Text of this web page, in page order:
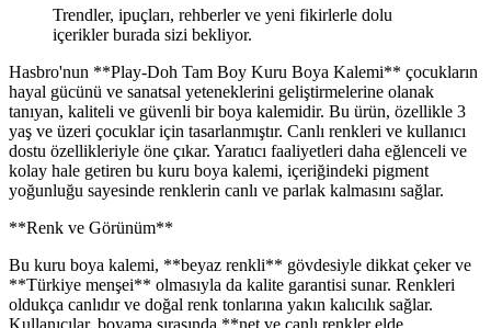
Trendler, ipuçları, rehberler ve yeni fikirlerle dolu
içerikler burada sizi bekliyor.
Hasbro'nun **Play-Doh Tam Boy Kuru Boya Kalemi** çocukların
hayal gücünü ve sanatsal yeteneklerini geliştirmelerine olanak
tanıyan, kaliteli ve güvenli bir boya kalemidir. Bu ürün, özellikle 3
yaş ve üzeri çocuklar için tasarlanmıştır. Canlı renkleri ve kullanıcı
dostu özellikleriyle öne çıkar. Yaratıcı faaliyetleri daha eğlenceli ve
kolay hale getiren bu kuru boya kalemi, içeriğindeki pigment
yoğunluğu sayesinde renklerin canlı ve parlak kalmasını sağlar.
**Renk ve Görünüm**
Bu kuru boya kalemi, **beyaz renkli** gövdesiyle dikkat çeker ve
**Türkiye menşei** olmasıyla da kalite garantisi sunar. Renkleri
oldukça canlıdır ve doğal renk tonlarına yakın kalıcılık sağlar.